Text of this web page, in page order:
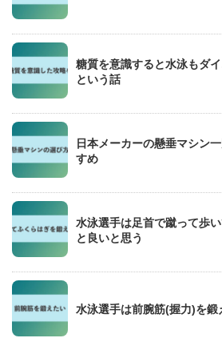
糖質を意識すると水泳もダ
という話
日本メーカーの懸垂マシン
すめ
水泳選手は足首で蹴って歩
と良いと思う
水泳選手は前腕筋(握力)を鍛